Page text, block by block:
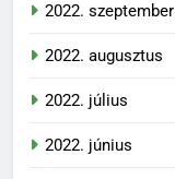
2022. szeptember
2022. augusztus
2022. július
2022. június